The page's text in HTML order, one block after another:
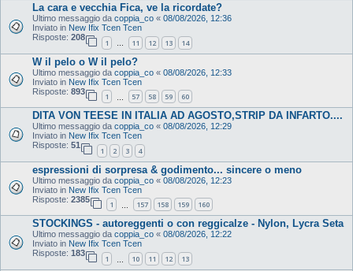
La cara e vecchia Fica, ve la ricordate?
Ultimo messaggio da coppia_co « 08/08/2026, 12:36
Inviato in New Ifix Tcen Tcen
Risposte: 208
1 11 12 13 14
W il pelo o W il pelo?
Ultimo messaggio da coppia_co « 08/08/2026, 12:33
Inviato in New Ifix Tcen Tcen
Risposte: 893
1 57 58 59 60
DITA VON TEESE IN ITALIA AD AGOSTO,STRIP DA INFARTO....
Ultimo messaggio da coppia_co « 08/08/2026, 12:29
Inviato in New Ifix Tcen Tcen
Risposte: 51
1 2 3 4
espressioni di sorpresa & godimento... sincere o meno
Ultimo messaggio da coppia_co « 08/08/2026, 12:23
Inviato in New Ifix Tcen Tcen
Risposte: 2385
1 157 158 159 160
STOCKINGS - autoreggenti o con reggicalze - Nylon, Lycra Seta
Ultimo messaggio da coppia_co « 08/08/2026, 12:22
Inviato in New Ifix Tcen Tcen
Risposte: 183
1 10 11 12 13